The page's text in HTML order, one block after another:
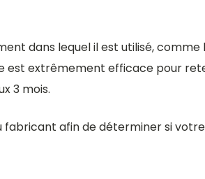
dans lequel il est utilisé, comme
est extrêmement efficace pour
3 mois.
fabricant afin de déterminer si votre